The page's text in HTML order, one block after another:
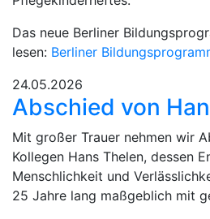
Das neue Berliner
lesen: Berliner
24.05.2026
Abschied von
Mit großer Trauer nehmen wir
Kollegen Hans Thelen, dessen
Menschlichkeit und
25 Jahre lang maßgeblich mit